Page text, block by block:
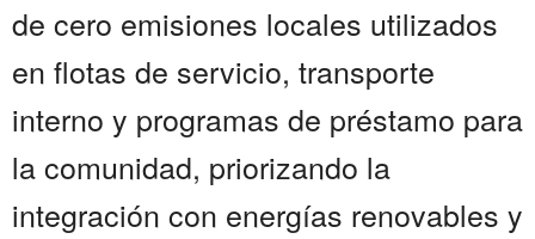
de cero emisiones locales utilizados
en flotas de servicio, transporte
interno y programas de préstamo para
la comunidad, priorizando la
integración con energías renovables y